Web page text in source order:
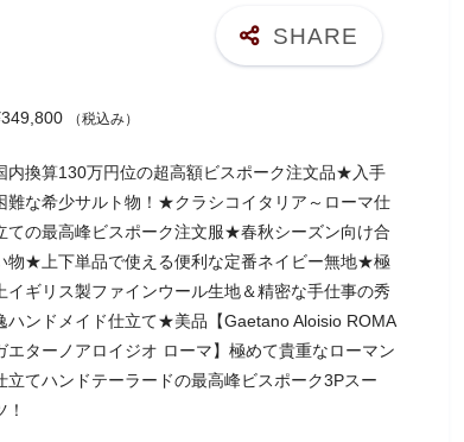
349,800 （税込み）
内換算130万円位の超高額ビスポーク注文品★入手
難な希少サルト物！★クラシコイタリア～ローマ仕
ての最高峰ビスポーク注文服★春秋シーズン向け合
物★上下単品で使える便利な定番ネイビー無地★極
上イギリス製ファインウール生地＆精密な手仕事の秀
ハンドメイド仕立て★美品【Gaetano Aloisio ROMA
エターノアロイジオ ローマ】極めて貴重なローマン
立てハンドテーラードの最高峰ビスポーク3Pスー
！